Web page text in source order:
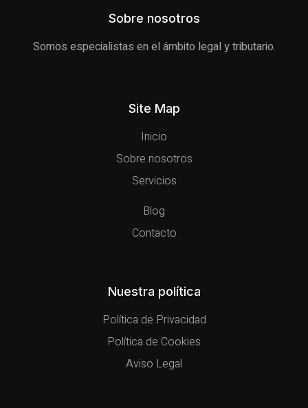
Sobre nosotros
Somos especialistas en el ámbito legal y tributario.
Site Map
Inicio
Sobre nosotros
Servicios
Blog
Contacto
Nuestra política
Política de Privacidad
Política de Cookies
Aviso Legal